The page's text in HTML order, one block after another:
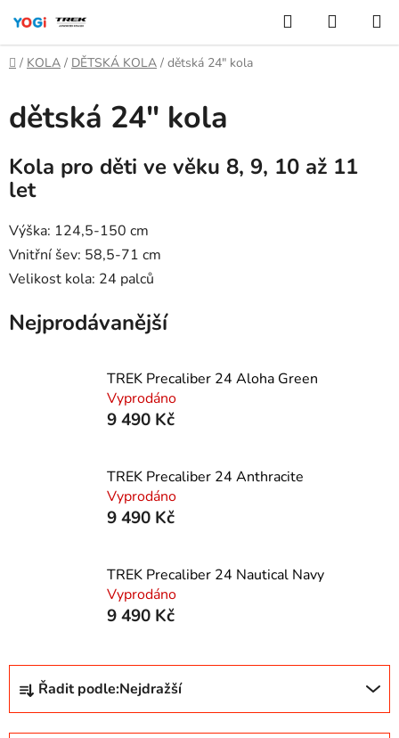
obsah
Hledat
KOŠÍK
Domů
/ KOLA / DĚTSKÁ KOLA / dětská 24" kola
dětská 24" kola
Kola pro děti ve věku 8, 9, 10 až 11
let
Výška: 124,5-150 cm
Vnitřní šev: 58,5-71 cm
Velikost kola: 24 palců
Nejprodávanější
TREK Precaliber 24 Aloha Green
Vyprodáno
9 490 Kč
TREK Precaliber 24 Anthracite
Vyprodáno
9 490 Kč
TREK Precaliber 24 Nautical Navy
Vyprodáno
9 490 Kč
z
Řadit podle:Nejdražší